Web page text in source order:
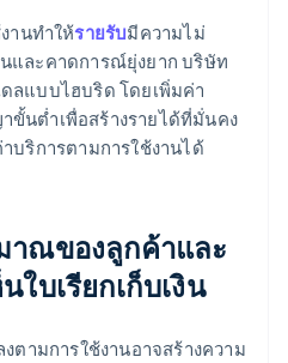
านทำให้รายรับมีความไม่
และคาดการณ์ยุ่งยาก บริษัท
ลแบบไฮบริด โดยเพิ่มค่า
ขั้นต่ำเพื่อสร้างรายได้ที่มั่นคง
บริการตามการใช้งานได้
าณของลูกค้าและ
ใบเรียกเก็บเงิน
ตามการใช้งานอาจสร้างความ